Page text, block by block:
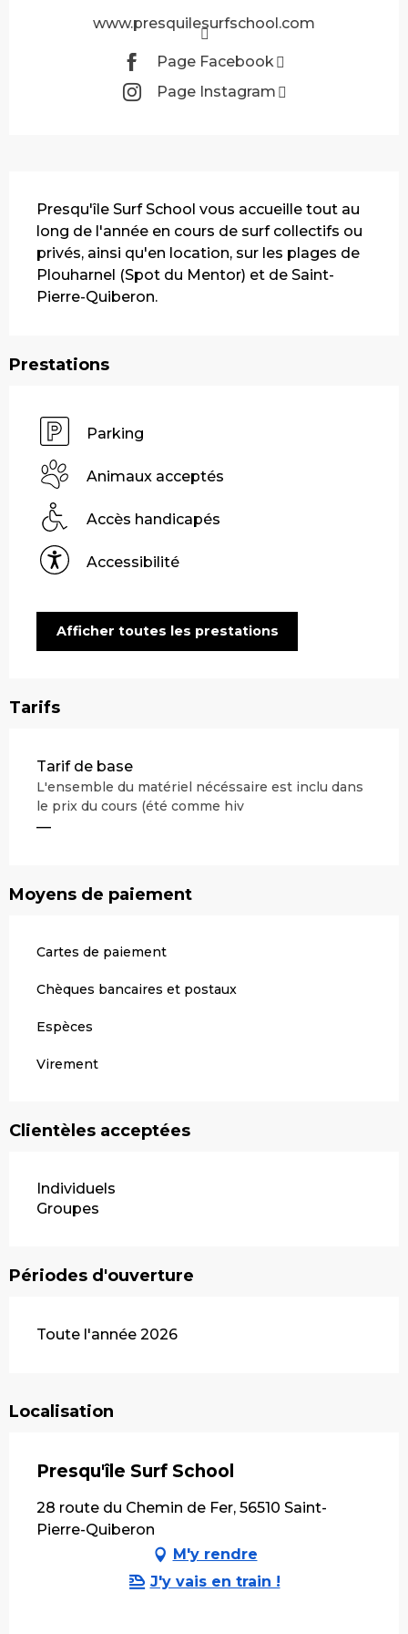
www.presquilesurfschool.com
Page Facebook
Page Instagram
Presqu'île Surf School vous accueille tout au
long de l'année en cours de surf collectifs ou
privés, ainsi qu'en location, sur les plages de
Plouharnel (Spot du Mentor) et de Saint-
Pierre-Quiberon.
Prestations
Parking
Animaux acceptés
Accès handicapés
Accessibilité
Afficher toutes les prestations
Tarifs
Tarifs 2026
Tarif de base
L'ensemble du matériel nécéssaire est inclu dans
le prix du cours (été comme hiv
—
Moyens de paiement
Cartes de paiement
Chèques bancaires et postaux
Espèces
Virement
Clientèles acceptées
Individuels
Groupes
Périodes d'ouverture
Toute l'année 2026
Localisation
Presqu'île Surf School
28 route du Chemin de Fer, 56510 Saint-
Pierre-Quiberon
M'y rendre
J'y vais en train !